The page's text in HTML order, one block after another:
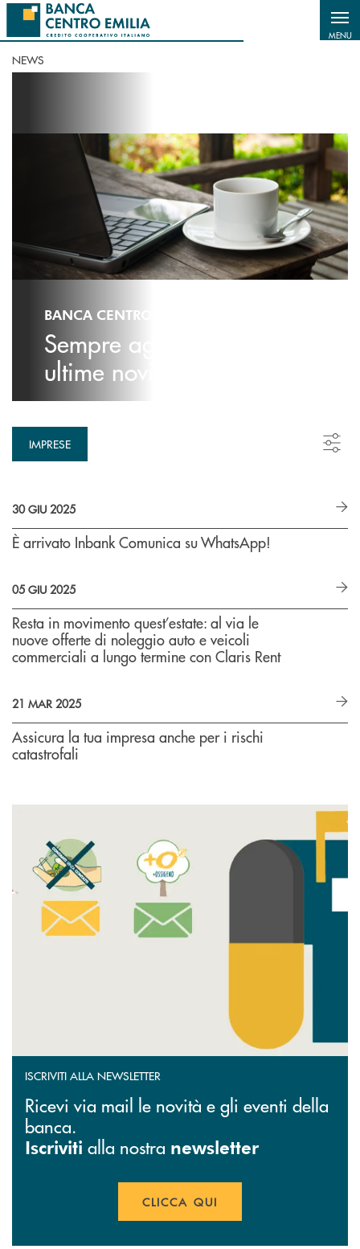
Salta al contenuto principale
MENU
NEWS
BANCA CENTRO EMILIA - NEWS
Sempre aggiornato sulle
ultime novità
IMPRESE
30 GIU 2025
È arrivato Inbank Comunica su WhatsApp!
05 GIU 2025
Resta in movimento quest’estate: al via le
nuove offerte di noleggio auto e veicoli
commerciali a lungo termine con Claris Rent
21 MAR 2025
Assicura la tua impresa anche per i rischi
catastrofali
ISCRIVITI ALLA NEWSLETTER
Ricevi via mail le novità e gli eventi della
banca.
Iscriviti alla nostra newsletter
CLICCA QUI